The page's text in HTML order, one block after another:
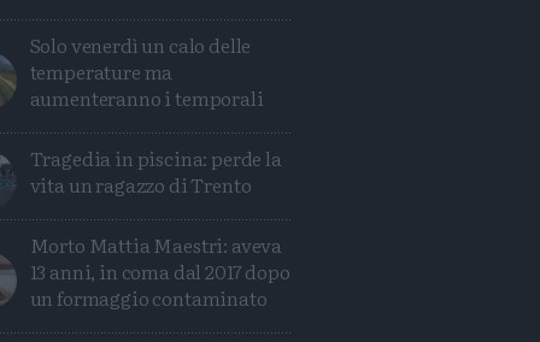
Solo venerdì un calo delle
temperature ma
aumenteranno i temporali
Tragedia in piscina: perde la
vita un ragazzo di Trento
Morto Mattia Maestri: aveva
13 anni, in coma dal 2017 dopo
un formaggio contaminato